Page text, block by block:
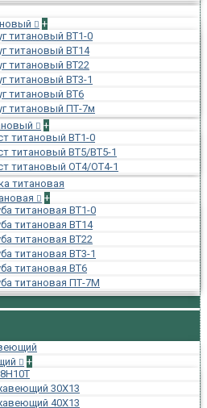
+
титановый ВТ1-0
титановый ВТ14
титановый ВТ22
титановый ВТ3-1
титановый ВТ6
титановый ПТ-7м
+
титановый ВТ1-0
титановый ВТ5/ВТ5-1
титановый ОТ4/ОТ4-1
титановая
+
титановая ВТ1-0
титановая ВТ14
титановая ВТ22
титановая ВТ3-1
титановая ВТ6
титановая ПТ-7М
+
30Х13
40Х13